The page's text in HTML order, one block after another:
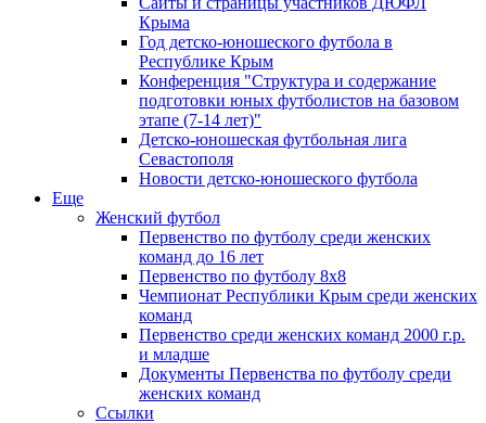
Крыма
Год детско-юношеского футбола в
Республике Крым
Конференция "Структура и содержание
подготовки юных футболистов на базовом
этапе (7-14 лет)"
Детско-юношеская футбольная лига
Севастополя
Новости детско-юношеского футбола
Еще
Женский футбол
Первенство по футболу среди женских
команд до 16 лет
Первенство по футболу 8х8
Чемпионат Республики Крым среди женских
команд
Первенство среди женских команд 2000 г.р.
и младше
Документы Первенства по футболу среди
женских команд
Ссылки